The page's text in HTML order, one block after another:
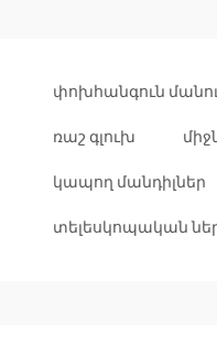
փոխհանգուն
ռաշ գլուխ
կապող մանդիլներ
տելեսկոպական